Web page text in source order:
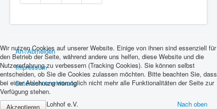
An-/Abmelden
Impressum
Datenschutzerklärung
Nach oben
© 2026 SKC-Lohhof e.V.
Wir nutzen Cookies auf unserer Website. Einige von ihnen sind essenziell für
den Betrieb der Seite, während andere uns helfen, diese Website und die
Nutzererfahrung zu verbessern (Tracking Cookies). Sie können selbst
entscheiden, ob Sie die Cookies zulassen möchten. Bitte beachten Sie, dass
bei einer Ablehnung womöglich nicht mehr alle Funktionalitäten der Seite zur
Verfügung stehen.
Akzeptieren